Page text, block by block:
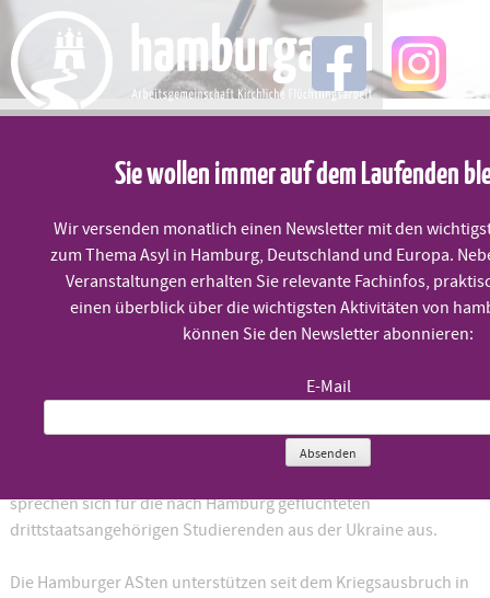
content
Studierende aus Drittstaaten
Veröffentlicht am8. Juli 2022
Geflüchteten drittstaatsangehörigen Studierenden
aus der Ukraine eine Perspektive geben!
: Die allgemeinen
sprechen sich für die nach Hamburg geflüchteten
drittstaatsangehörigen Studierenden aus der Ukraine aus.
Die Hamburger ASten unterstützen seit dem Kriegsausbruch in
Sie wollen immer auf dem Laufenden
Wir versenden monatlich einen Newsletter mit den
zum Thema Asyl in Hamburg, Deutschland und Europa.
Veranstaltungen erhalten Sie relevante Fachinfos,
einen überblick über die wichtigsten Aktivitäten von
können Sie den Newsletter abonnieren:
E-Mail
Absenden